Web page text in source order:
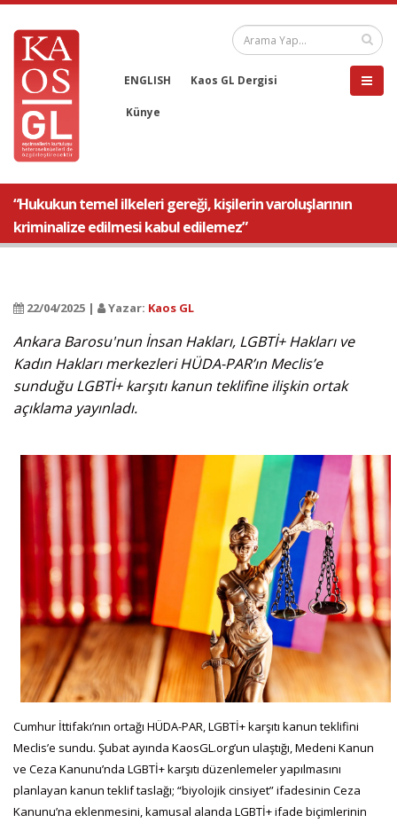
ENGLISH Kaos GL Dergisi
Künye
“Hukukun temel ilkeleri gereği, kişilerin varoluşlarının
kriminalize edilmesi kabul edilemez”
22/04/2025 | Yazar: Kaos GL
Ankara Barosu'nun İnsan Hakları, LGBTİ+ Hakları ve
Kadın Hakları merkezleri HÜDA-PAR’ın Meclis’e
sunduğu LGBTİ+ karşıtı kanun teklifine ilişkin ortak
açıklama yayınladı.
Cumhur İttifakı’nın ortağı HÜDA-PAR, LGBTİ+ karşıtı kanun teklifini
Meclis’e sundu. Şubat ayında KaosGL.org’un ulaştığı, Medeni Kanun
ve Ceza Kanunu’nda LGBTİ+ karşıtı düzenlemeler yapılmasını
planlayan kanun teklif taslağı; “biyolojik cinsiyet” ifadesinin Ceza
Kanunu’na eklenmesini, kamusal alanda LGBTİ+ ifade biçimlerinin